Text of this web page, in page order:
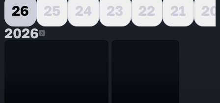
26
25 24 23 22 21
20
20262026